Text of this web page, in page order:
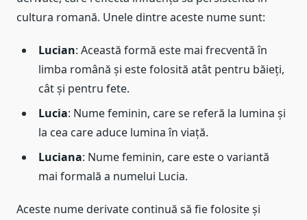
cultura romană. Unele dintre aceste nume sunt:
Lucian: Această formă este mai frecventă în
limba română și este folosită atât pentru băieți,
cât și pentru fete.
Lucia: Nume feminin, care se referă la lumina și
la cea care aduce lumina în viață.
Luciana: Nume feminin, care este o variantă
mai formală a numelui Lucia.
Aceste nume derivate continuă să fie folosite și